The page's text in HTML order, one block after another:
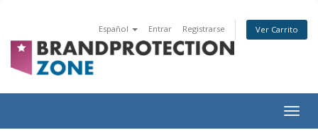
Español Entrar Registrarse Ver Carrito